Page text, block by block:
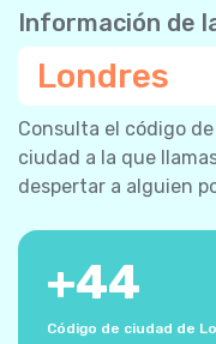
Información de
Londres
Consulta el código
ciudad a la que
despertar a alguien
+44
Código de ciudad de